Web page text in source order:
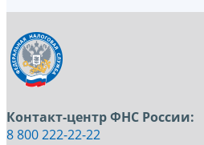
Контакт-центр ФНС России:
8 800 222-22-22